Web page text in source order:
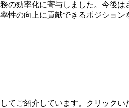
の効率化に寄与しました。今後は
性の向上に貢献できるポジション
てご紹介しています。クリックい